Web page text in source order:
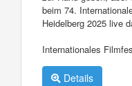
beim 74.
Heidelberg 2025 live
Internationales
Details